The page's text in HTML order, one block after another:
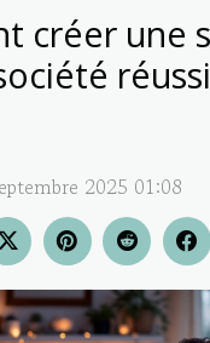
créer une
2025 01:08